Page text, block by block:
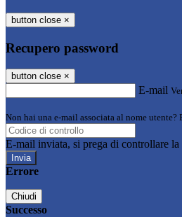
button close ×
Recupero password
button close ×
E-mail
Non hai una e-mail associata al nome
E-mail inviata, si prega di controllare la
Errore
Chiudi
Successo